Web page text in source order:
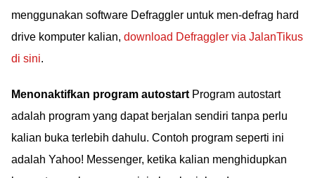
menggunakan software Defraggler untuk men-defrag hard
drive komputer kalian, download Defraggler via JalanTikus
di sini.
Menonaktifkan program autostart Program autostart
adalah program yang dapat berjalan sendiri tanpa perlu
kalian buka terlebih dahulu. Contoh program seperti ini
adalah Yahoo! Messenger, ketika kalian menghidupkan